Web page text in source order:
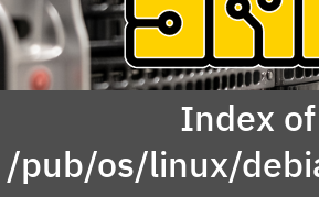
Index of
/pub/os/linux/